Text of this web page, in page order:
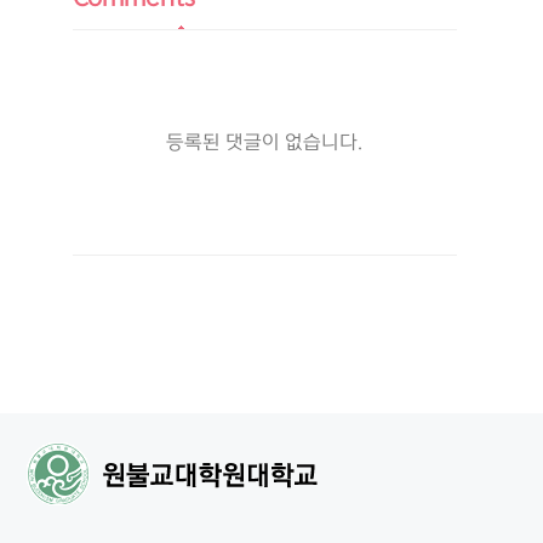
등록된 댓글이 없습니다.